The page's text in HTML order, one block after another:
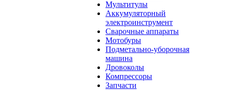
Мультитулы
Аккумуляторный
электроинструмент
Сварочные аппараты
Мотобуры
Подметально-уборочная
машина
Дровоколы
Компрессоры
Запчасти